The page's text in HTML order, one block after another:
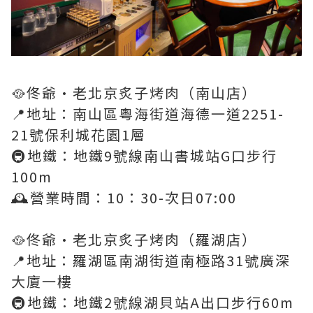
🥘佟爺·老北京炙子烤肉（南山店）
📍地址：南山區粵海街道海德一道2251-
21號保利城花園1層
🚇地鐵：地鐵9號線南山書城站G口步行
100m
🕰營業時間：10：30-次日07:00
🥘佟爺·老北京炙子烤肉（羅湖店）
📍地址：羅湖區南湖街道南極路31號廣深
大廈一樓
🚇地鐵：地鐵2號線湖貝站A出口步行60m